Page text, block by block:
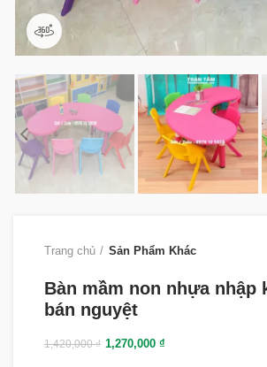
Trang chủ Sản Phẩm Khác
Bàn mầm non nhựa nhập
bán nguyệt
1,420,000₫ 1,270,000 ₫